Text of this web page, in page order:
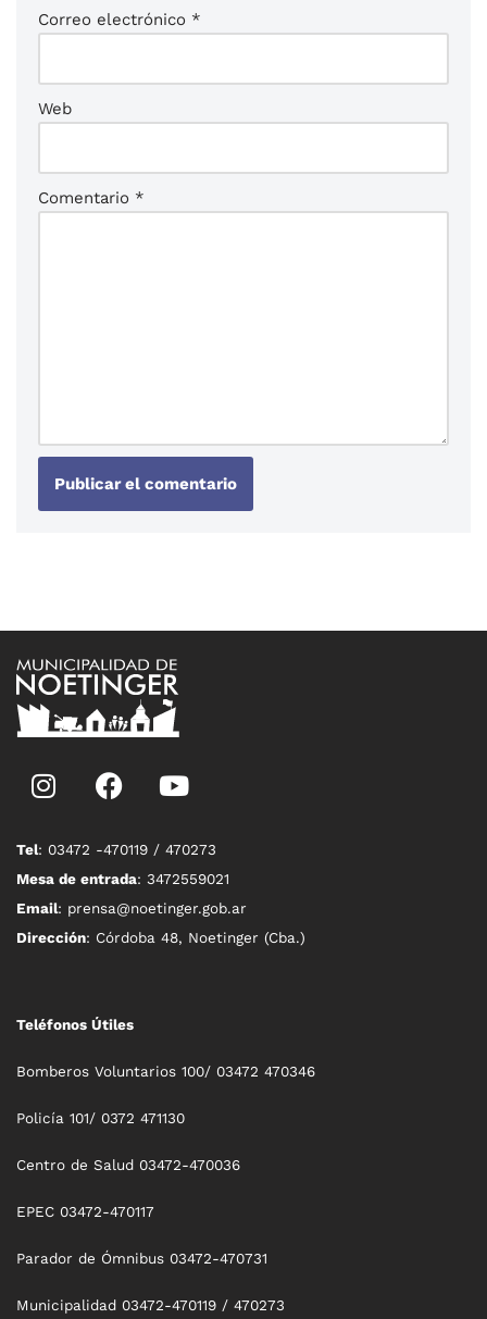
Correo electrónico *
Web
Comentario *
Tel: 03472 -470119 / 470273
Mesa de entrada: 3472559021
Email: prensa@noetinger.gob.ar
Dirección: Córdoba 48, Noetinger (Cba.)
Teléfonos Útiles
Bomberos Voluntarios 100/ 03472 470346
Policía 101/ 0372 471130
Centro de Salud 03472-470036
EPEC 03472-470117
Parador de Ómnibus 03472-470731
Municipalidad 03472-470119 / 470273